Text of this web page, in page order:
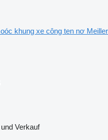
khung xe công ten nơ Meiller
Verkauf